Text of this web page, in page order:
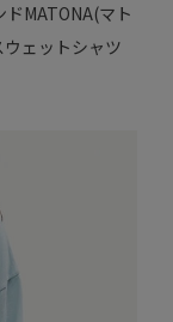
MATONA(マト
ェットシャツ